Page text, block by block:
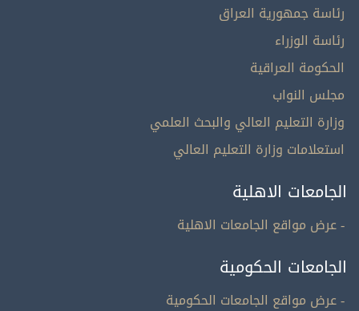
رئاسة جمهورية العراق
رئاسة الوزراء
الحكومة العراقية
مجلس النواب
وزارة التعليم العالي والبحث العلمي
استعلامات وزارة التعليم العالي
الجامعات الاهلية
- عرض مواقع الجامعات الاهلية
الجامعات الحكومية
- عرض مواقع الجامعات الحكومية